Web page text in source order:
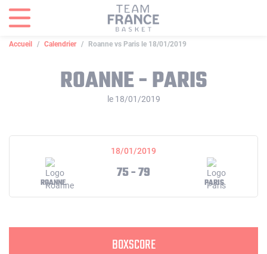
Accueil Calendrier Roanne vs Paris le 18/01/2019
ROANNE - PARIS
le 18/01/2019
18/01/2019
ROANNE
75 - 79
PARIS
BOXSCORE
Panneau de gestion des cookies